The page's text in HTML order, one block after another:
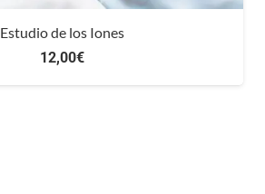
Estudio de los Iones
12,00€